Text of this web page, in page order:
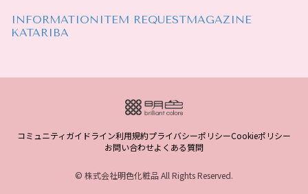
INFORMATION ITEM REQUESTMAGAZINE
KATARIBA
コミュニティガイドライン利用規約プライバシーポリシーCookieポリシー
お問い合わせよくある質問
© 株式会社明色化粧品 All Rights Reserved.